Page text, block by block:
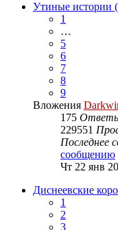
Утиные истории
1
…
5
6
7
8
9
Вложения
175
229551
Последнее
сообщению
Чт 22 янв
Диснеевские
1
2
3